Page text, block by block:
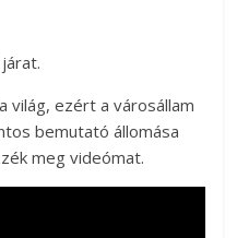
világ, ezért a városállam
bemutató állomása
meg videómat.